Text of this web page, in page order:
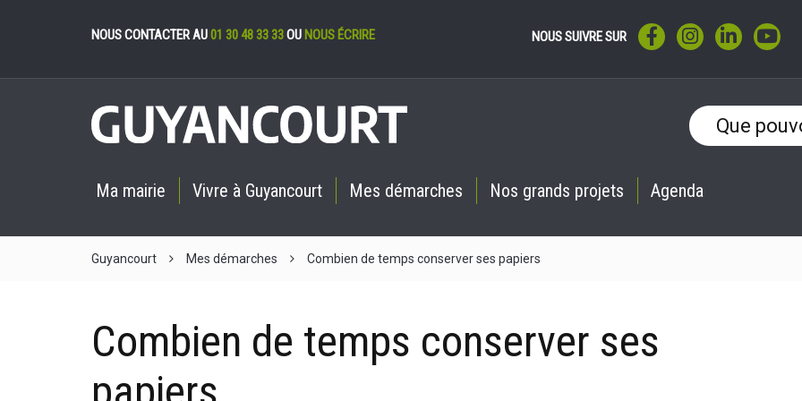
NOUS CONTACTER AU01 30 48 33 33OU NOUS ÉCRIRE NOUS SUIVRE SUR LIEN VERS LE COMPTE
LIEN VERS LE
LIEN VERS
Ma mairie Vivre à Guyancourt Mes démarches Nos grands projets Agenda
Guyancourt Mes démarches Combien de temps conserver ses papiers
Combien de temps conserver ses